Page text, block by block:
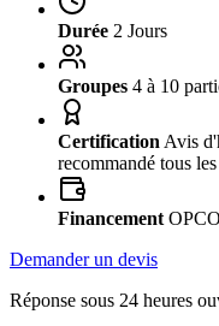
Durée 2 Jours
Groupes 4 à 10
Certification Avis
recommandé tous
Financement
Demander un devis
Réponse sous 24 heures